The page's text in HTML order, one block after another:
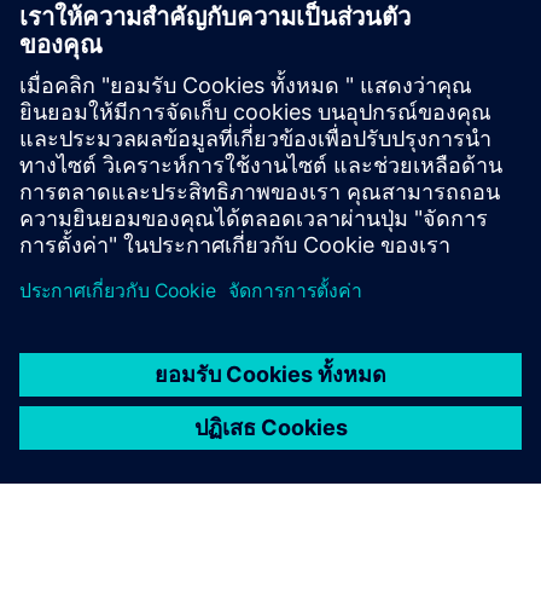
ผลิตภัณฑ์ที่เกี่ยวข้อง
ข้อมูลและแหล่งข้อมูลเพิ่มเติม
ioFM - minimal BIM Solution for Facility Management
ioFM – Digitizing a Multi-Building Campus for armasuisse